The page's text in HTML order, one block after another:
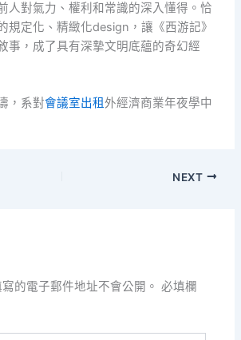
人對氣力、權利和常識的深入懂得。恰
規定化、精緻化design，讓《西游記》
事，成了具有深摯文明底蘊的奇幻經
，系對會議室出租外經濟商業年夜學中
NEXT
的電子郵件地址不會公開。 必填欄